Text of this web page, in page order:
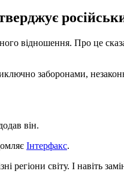
відношення. Про це
заборонами,
він.
Інтерфакс.
регіони світу. І навіть